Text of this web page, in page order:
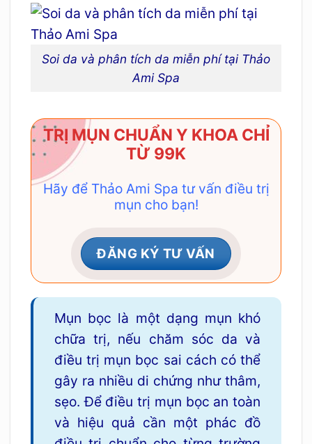
Soi da và phân tích da miễn phí tại Thảo
Ami Spa
TRỊ MỤN CHUẨN Y KHOA CHỈ
TỪ 99K
Hãy để Thảo Ami Spa tư vấn điều trị
mụn cho bạn!
ĐĂNG KÝ TƯ VẤN
Mụn bọc là một dạng mụn khó
chữa trị, nếu chăm sóc da và
điều trị mụn bọc sai cách có thể
gây ra nhiều di chứng như thâm,
sẹo. Để điều trị mụn bọc an toàn
và hiệu quả cần một phác đồ